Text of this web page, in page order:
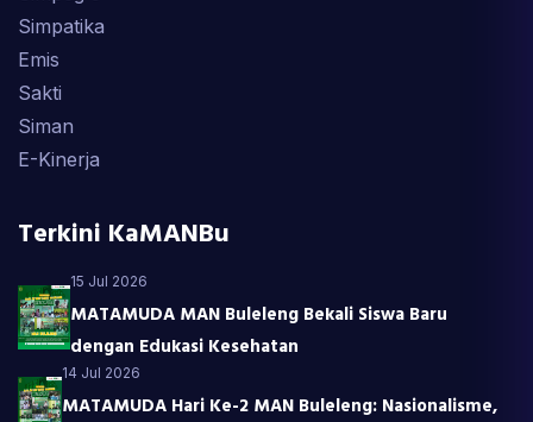
Simpatika
Emis
Sakti
Siman
E-Kinerja
Terkini KaMANBu
15 Jul 2026
MATAMUDA MAN Buleleng Bekali Siswa Baru
dengan Edukasi Kesehatan
14 Jul 2026
MATAMUDA Hari Ke-2 MAN Buleleng: Nasionalisme,